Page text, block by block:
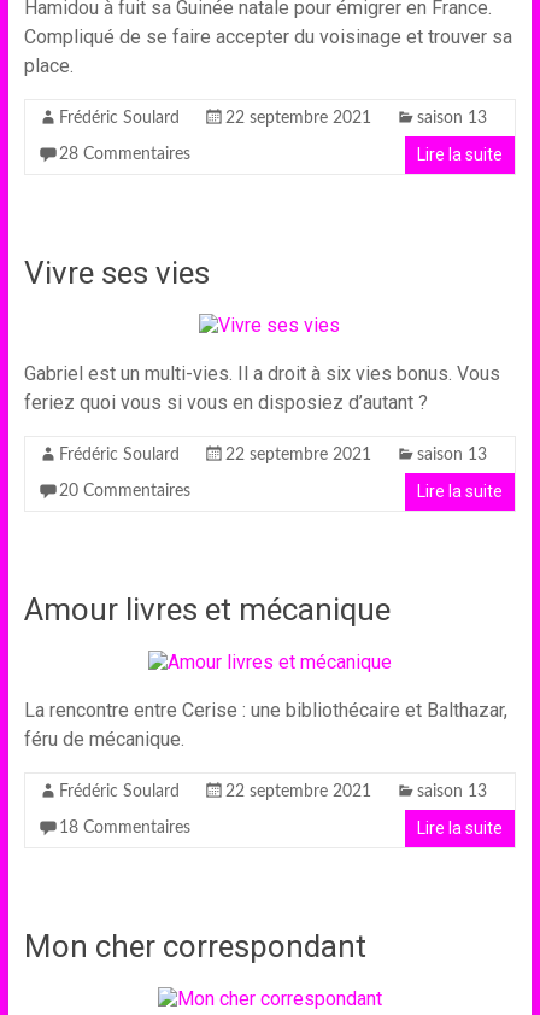
Hamidou à fuit sa Guinée natale pour émigrer en France.
Compliqué de se faire accepter du voisinage et trouver sa
place.
Frédéric Soulard 22 septembre 2021 saison 13
28 Commentaires Lire la suite
Vivre ses vies
Gabriel est un multi-vies. Il a droit à six vies bonus. Vous
feriez quoi vous si vous en disposiez d’autant ?
Frédéric Soulard 22 septembre 2021 saison 13
20 Commentaires Lire la suite
Amour livres et mécanique
La rencontre entre Cerise : une bibliothécaire et Balthazar,
féru de mécanique.
Frédéric Soulard 22 septembre 2021 saison 13
18 Commentaires Lire la suite
Mon cher correspondant